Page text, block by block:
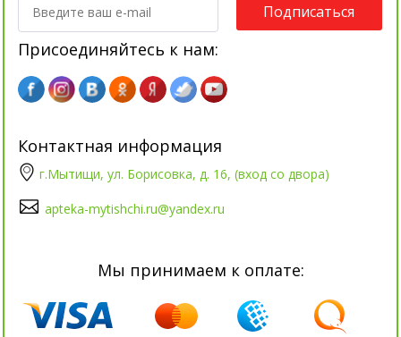
Подписаться
Присоединяйтесь к нам:
Контактная информация
г.Мытищи, ул. Борисовка, д. 16, (вход со двора)
apteka-mytishchi.ru@yandex.ru
Мы принимаем к оплате: